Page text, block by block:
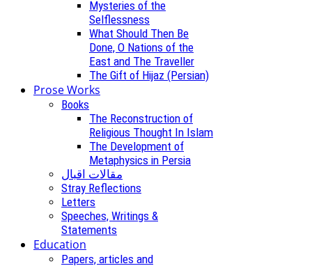
Mysteries of the
Selflessness
What Should Then Be
Done, O Nations of the
East and The Traveller
The Gift of Hijaz (Persian)
Prose Works
Books
The Reconstruction of
Religious Thought In Islam
The Development of
Metaphysics in Persia
مقالات اقبال
Stray Reflections
Letters
Speeches, Writings &
Statements
Education
Papers, articles and